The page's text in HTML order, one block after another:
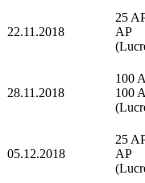
22.11.2018
25
AP
28.11.2018
100
100
05.12.2018
25
AP